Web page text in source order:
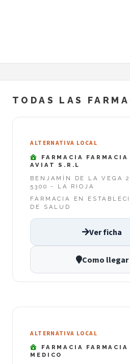
TODAS LAS
ALTERNATIVA LOCAL
FARMACIA
AVIAT S.R.L
BENJAMÍN DE LA VEGA
5300 - LA RIOJA
FARMACIA EN
DE SALUD
Ver ficha
Como llegar
ALTERNATIVA LOCAL
FARMACIA FARMACIA
MEDICO